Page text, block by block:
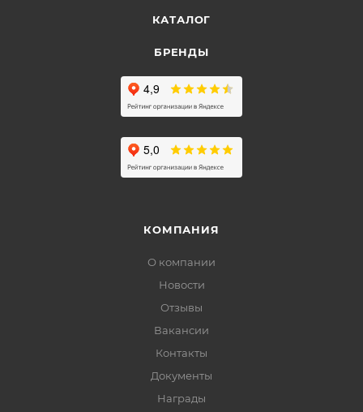
КАТАЛОГ
БРЕНДЫ
КОМПАНИЯ
О компании
Новости
Отзывы
Вакансии
Контакты
Документы
Награды